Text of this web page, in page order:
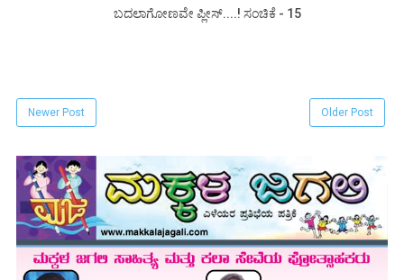
ಬದಲಾಗೋಣವೇ ಪ್ಲೀಸ್....! ಸಂಚಿಕೆ - 15
Newer Post Older Post